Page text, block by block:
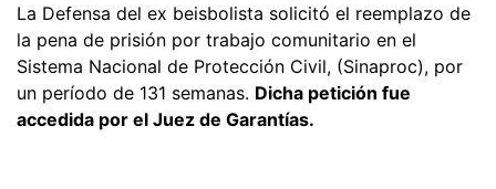
La Defensa del ex beisbolista solicitó el reemplazo de
la pena de prisión por trabajo comunitario en el
Sistema Nacional de Protección Civil, (Sinaproc), por
un período de 131 semanas. Dicha petición fue
accedida por el Juez de Garantías.